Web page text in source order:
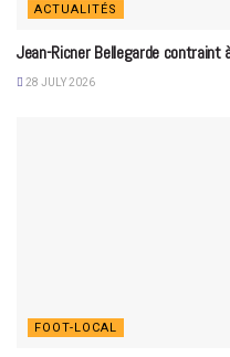
ACTUALITÉS
Jean-Ricner Bellegarde contraint
28 JULY 2026
FOOT-LOCAL